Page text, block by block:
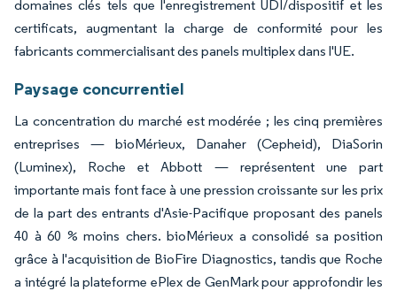
domaines clés tels que l'enregistrement UDI/dispositif et les
certificats, augmentant la charge de conformité pour les
fabricants commercialisant des panels multiplex dans l'UE.
Paysage concurrentiel
La concentration du marché est modérée ; les cinq premières
entreprises — bioMérieux, Danaher (Cepheid), DiaSorin
(Luminex), Roche et Abbott — représentent une part
importante mais font face à une pression croissante sur les prix
de la part des entrants d'Asie-Pacifique proposant des panels
40 à 60 % moins chers. bioMérieux a consolidé sa position
grâce à l'acquisition de BioFire Diagnostics, tandis que Roche
a intégré la plateforme ePlex de GenMark pour approfondir les